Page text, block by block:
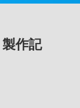
作記